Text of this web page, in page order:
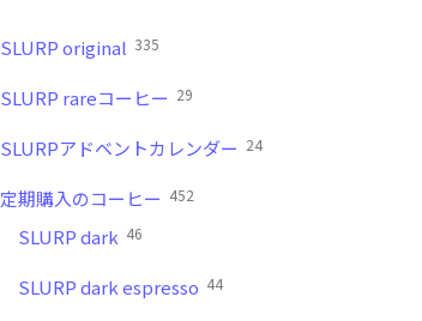
SLURP original 335
SLURP rareコーヒー 29
SLURPアドベントカレンダー 24
定期購入のコーヒー 452
SLURP dark 46
SLURP dark espresso 44